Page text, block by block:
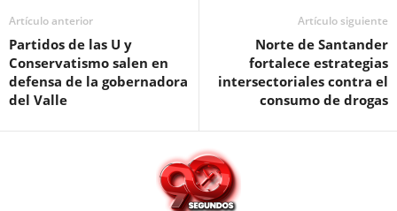
Artículo anterior
Partidos de las U y
Conservatismo salen en
defensa de la gobernadora
del Valle
Artículo siguiente
Norte de Santander
fortalece estrategias
intersectoriales contra el
consumo de drogas